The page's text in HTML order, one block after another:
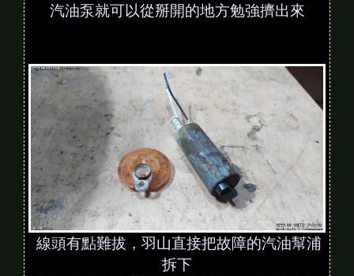
汽油泵就可以從掰開的地方勉強擠出來
線頭有點難拔，羽山直接把故障的汽油幫浦
拆下